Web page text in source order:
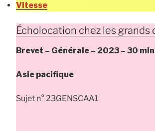
Vitesse
Écholocation chez les grands
Brevet – Générale – 2023 – 30
Asie pacifique
Sujet n° 23GENSCAA1